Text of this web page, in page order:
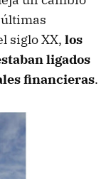
siglo XX, los
ligados
financieras.